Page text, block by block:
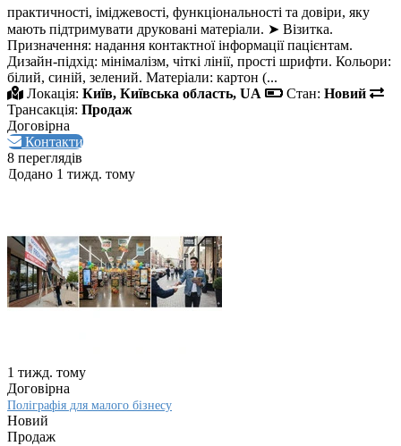
практичності, іміджевості, функціональності та довіри, яку
мають підтримувати друковані матеріали. ➤ Візитка.
Призначення: надання контактної інформації пацієнтам.
Дизайн‑підхід: мінімалізм, чіткі лінії, прості шрифти. Кольори:
білий, синій, зелений. Матеріали: картон (...
Локація: Київ, Київська область, UA Стан: Новий
Трансакція: Продаж
Договірна
Контакти
8 переглядів
Додано 1 тижд. тому
1 тижд. тому
Договірна
Поліграфія для малого бізнесу
Новий
Продаж